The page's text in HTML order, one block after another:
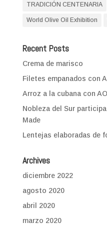
TRADICIÓN CENTENARIA
World Olive Oil Exhibition
Recent Posts
Crema de marisco
Filetes empanados con
Arroz a la cubana con
Nobleza del Sur
Made
Lentejas elaboradas de
Archives
diciembre 2022
agosto 2020
abril 2020
marzo 2020